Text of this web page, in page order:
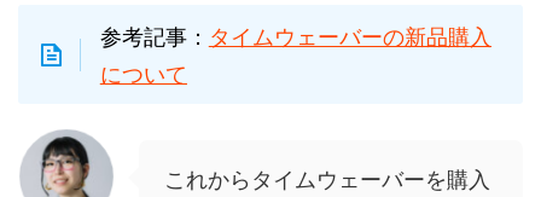
参考記事： タイムウェーバーの新品購入
について
これからタイムウェーバーを購入